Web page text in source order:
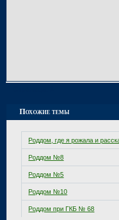
Похожие темы
Роддом, где я рожала и
Роддом №8
Роддом №5
Роддом №10
Роддом при ГКБ № 68